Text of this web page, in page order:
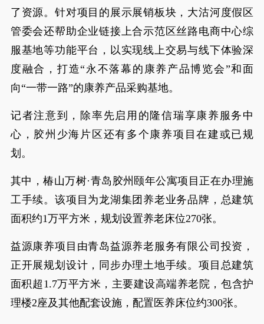
了资源。针对项目的展示展销板块，大沽河度假区
管委会还帮助企业链接上合示范区丝路电商中心综
服基地等功能平台，以实现线上交易与线下体验深
度融合，打造“永不落幕的康养产品博览会”和面
向“一带一路”的康养产品采购基地。
记者注意到，除率先启用的隆信瑞享康养服务中
心，胶州少海片区还有多个康养项目在建或已规
划。
其中，椿山万树·青岛胶州颐年公寓项目正在办理施
工手续。该项目为龙湖集团养老业务品牌，总建筑
面积约1万平方米，规划设置养老床位270张。
益源康养项目由青岛益源养老服务有限公司投资，
正开展规划设计，同步办理土地手续。项目总建筑
面积超1.7万平方米，主要建设高端养老院，包含护
理楼2座及其他配套设施，配置医养床位约300张。